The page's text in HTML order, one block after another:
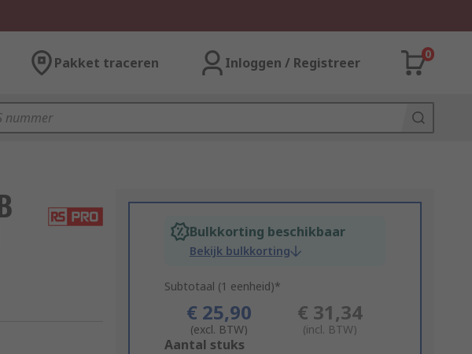
Pakket traceren Inloggen / Registreer
0
Bulkkorting beschikbaar
Bekijk bulkkorting
Subtotaal (1 eenheid)*
€ 25,90
(excl. BTW)
€ 31,34
(incl. BTW)
Add
Aantal stuks